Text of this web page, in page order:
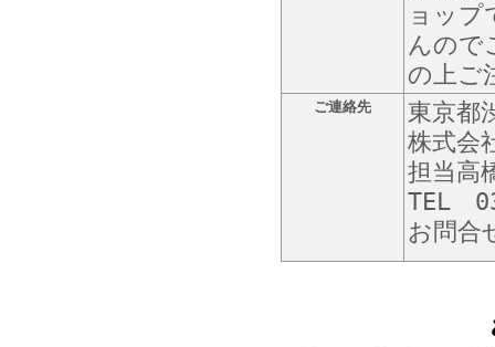
ョップ
んので
の上ご
ご連絡先
東京都
株式会
担当高
TEL
お問合